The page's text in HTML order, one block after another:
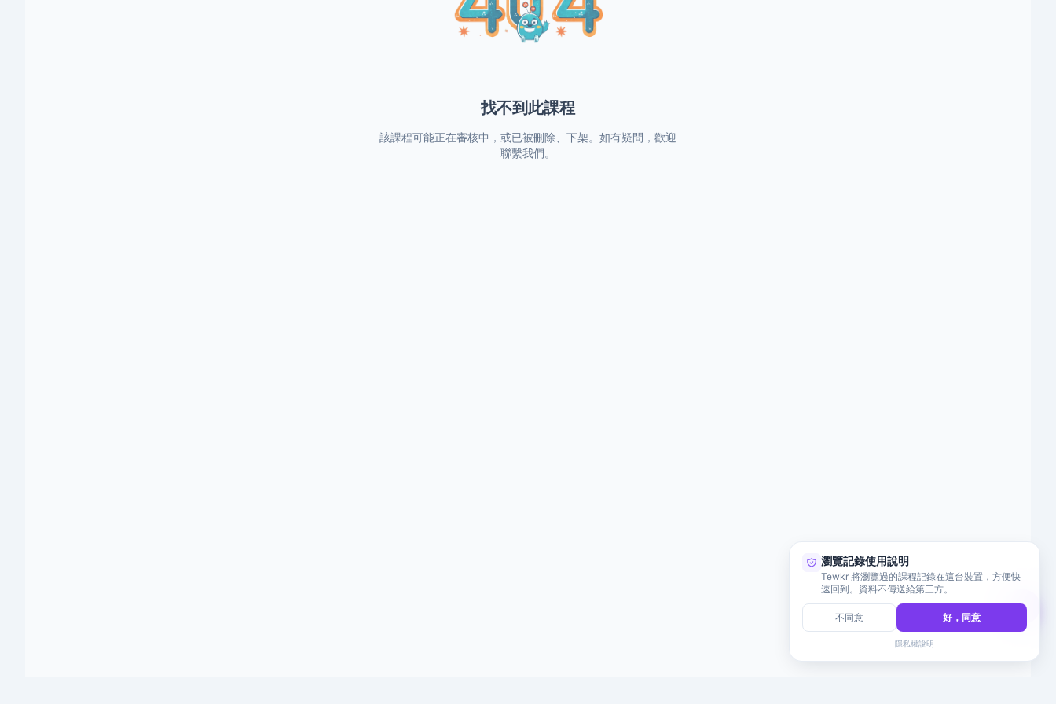
找不到此課程
該課程可能正在審核中，或已被刪除、下架。如有疑問，歡迎
聯繫我們。
瀏覽記錄使用說明
Tewkr 將瀏覽過的課程記錄在這台裝置，方便快
速回到。資料不傳送給第三方。
不同意 好，同意
隱私權說明